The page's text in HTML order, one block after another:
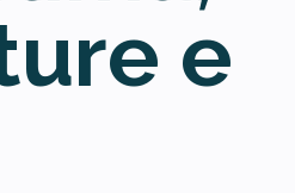
e